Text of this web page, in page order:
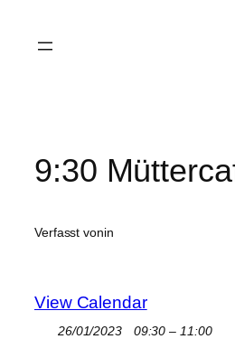
Inhalt
9:30
Verfasst vonin
View Calendar
26/01/2023 09:30 – 11:00